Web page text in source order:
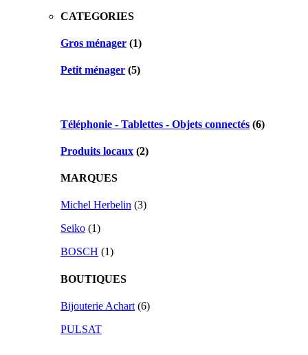
CATEGORIES
Gros ménager (1)
Petit ménager (5)
Téléphonie - Tablettes - Objets connectés (6)
Produits locaux (2)
MARQUES
Michel Herbelin (3)
Seiko (1)
BOSCH (1)
BOUTIQUES
Bijouterie Achart (6)
PULSAT